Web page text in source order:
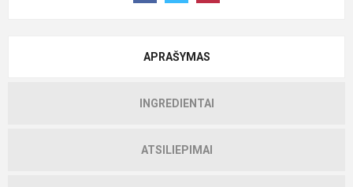
APRAŠYMAS
INGREDIENTAI
ATSILIEPIMAI